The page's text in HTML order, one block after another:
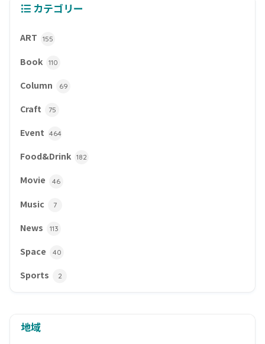
カテゴリー
ART 155
Book 110
Column 69
Craft 75
Event 464
Food&Drink 182
Movie 46
Music 7
News 113
Space 40
Sports 2
地域